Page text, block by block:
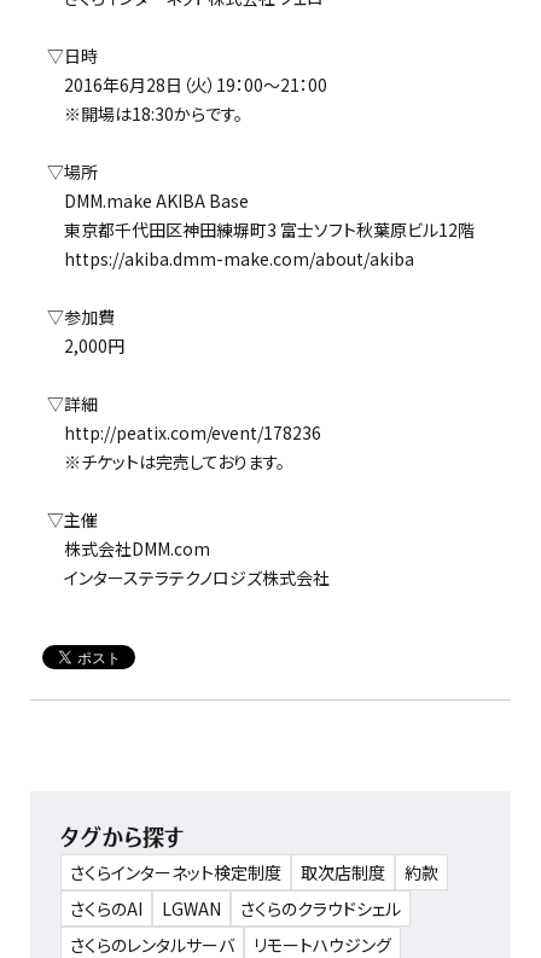
▽日時
2016年6月28日（火）19：00～21：00
※開場は18:30からです。
▽場所
DMM.make AKIBA Base
東京都千代田区神田練塀町3 富士ソフト秋葉原ビル12階
https://akiba.dmm-make.com/about/akiba
▽参加費
2,000円
▽詳細
http://peatix.com/event/178236
※チケットは完売しております。
▽主催
株式会社DMM.com
インターステラテクノロジズ株式会社
タグから探す
さくらインターネット検定制度 取次店制度
約款
さくらのAI
LGWAN
さくらのクラウドシェル
さくらのレンタルサーバ
リモートハウジング